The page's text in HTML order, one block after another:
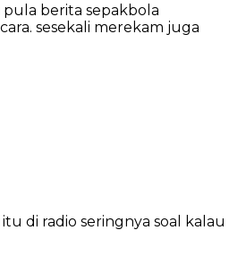
berita sepakbola
sesekali merekam juga
di radio seringnya soal kalau